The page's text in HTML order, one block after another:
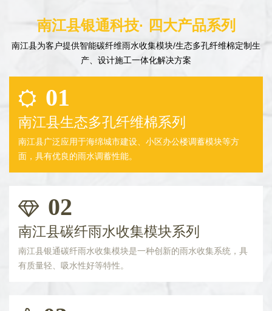
南江县银通科技· 四大产品系列
南江县为客户提供智能碳纤维雨水收集模块/生态多孔纤维棉定制生
产、设计施工一体化解决方案
01
南江县生态多孔纤维棉系列
南江县广泛应用于海绵城市建设、小区办公楼调蓄模块等方
面，具有优良的雨水调蓄性能。
02
南江县碳纤雨水收集模块系列
南江县银通碳纤雨水收集模块是一种创新的雨水收集系统，具
有质量轻、吸水性好等特性。